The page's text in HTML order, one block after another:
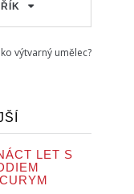
výtvarný umělec?
LET S